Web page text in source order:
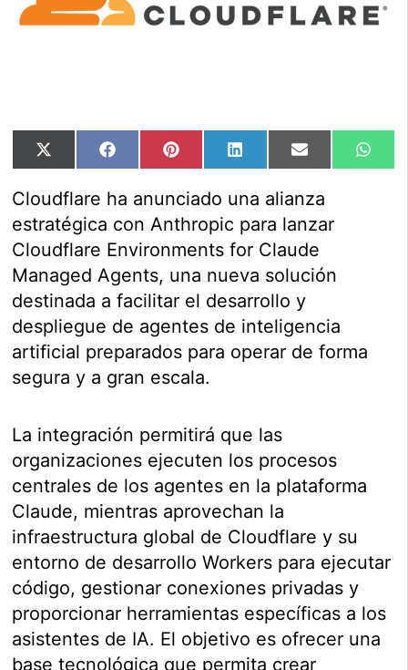
Compartir
en
X
Compartir
en
FacebookCompartir
en
PinterestCompartir
en
LinkedInCompartir
en
Email
en
Cloudflare ha anunciado una alianza
estratégica con Anthropic para lanzar
Cloudflare Environments for Claude
Managed Agents, una nueva solución
destinada a facilitar el desarrollo y
despliegue de agentes de inteligencia
artificial preparados para operar de forma
segura y a gran escala.
La integración permitirá que las
organizaciones ejecuten los procesos
centrales de los agentes en la plataforma
Claude, mientras aprovechan la
infraestructura global de Cloudflare y su
entorno de desarrollo Workers para ejecutar
código, gestionar conexiones privadas y
proporcionar herramientas específicas a los
asistentes de IA. El objetivo es ofrecer una
base tecnológica que permita crear